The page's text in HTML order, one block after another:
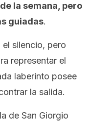
la semana, pero
guiadas.
el silencio, pero
representar el
laberinto posee
la salida.
de San Giorgio